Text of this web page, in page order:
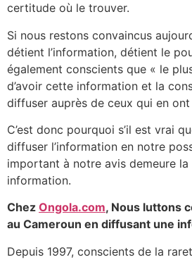
certitude où le trouver.
Si nous restons convaincus
détient l’information, détient le
également conscients que « le
d’avoir cette information et la
diffuser auprès de ceux qui en ont
C’est donc pourquoi s’il est vrai
diffuser l’information en notre
important à notre avis demeure
information.
Chez Ongola.com, Nous luttons
au Cameroun en diffusant une
Depuis 1997, conscients de la